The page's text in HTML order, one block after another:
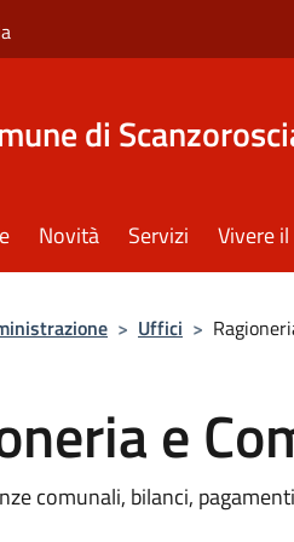
di
Novità Servizi Vivere
> Uffici >
e
comunali, bilanci,